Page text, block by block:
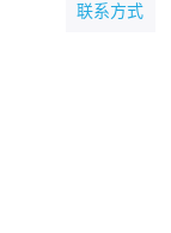
联系方式